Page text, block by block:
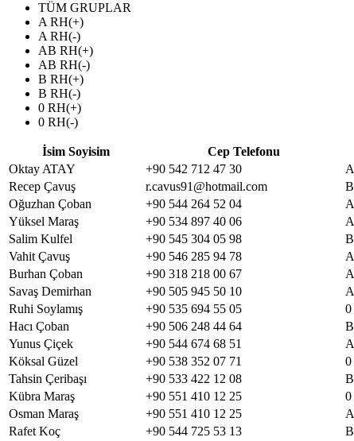
TÜM GRUPLAR
A RH(+)
A RH(-)
AB RH(+)
AB RH(-)
B RH(+)
B RH(-)
0 RH(+)
0 RH(-)
İsim Soyisim Cep Telefonu
Oktay ATAY +90 542 712 47 30
Recep Çavuş
r.cavus91@hotmail.com
Oğuzhan Çoban
+90 544 264 52 04
Yüksel Maraş
+90 534 897 40 06
Salim Kulfel
+90 545 304 05 98
Vahit Çavuş
+90 546 285 94 78
Burhan Çoban
+90 318 218 00 67
Savaş Demirhan
+90 505 945 50 10
Ruhi Soylamış
+90 535 694 55 05
Hacı Çoban
+90 506 248 44 64
Yunus Çiçek
+90 544 674 68 51
Köksal Güzel
+90 538 352 07 71
Tahsin Çeribaşı
+90 533 422 12 08
Kübra Maraş
+90 551 410 12 25
Osman Maraş
+90 551 410 12 25
Rafet Koç
+90 544 725 53 13